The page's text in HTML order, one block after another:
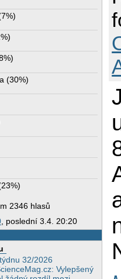
7%)
)
)
(30%)
23%)
2346 hlasů
, poslední 3.4. 20:20
32/2026
Vylepšený